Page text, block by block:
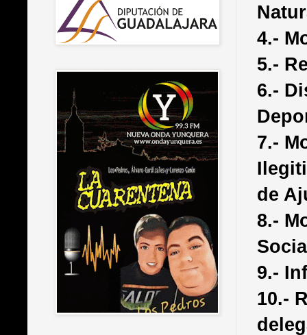
4.-
5.-
6.-
7.-
de
8.-
9.-
10.-